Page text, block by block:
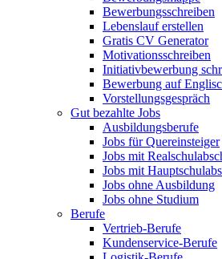
Bewerbungsschreiben
Lebenslauf erstellen
Gratis CV Generator
Motivationsschreiben
Initiativbewerbung
Bewerbung auf
Vorstellungsgespräch
Gut bezahlte Jobs
Ausbildungsberufe
Jobs für Quereinsteiger
Jobs mit
Jobs mit
Jobs ohne Ausbildung
Jobs ohne Studium
Berufe
Vertrieb-Berufe
Kundenservice-Berufe